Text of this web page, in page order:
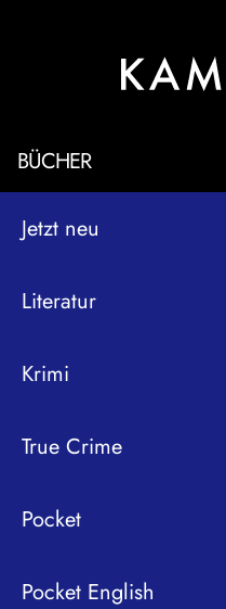
BÜCHER
Jetzt neu
Literatur
Krimi
True Crime
Pocket
Pocket English